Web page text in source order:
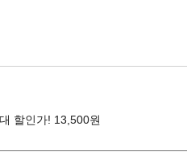
할인가! 13,500원